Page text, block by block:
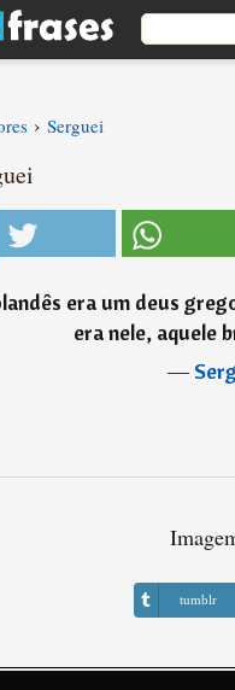
› Serguei
era um deus
era nele, aquele
―
tumblr